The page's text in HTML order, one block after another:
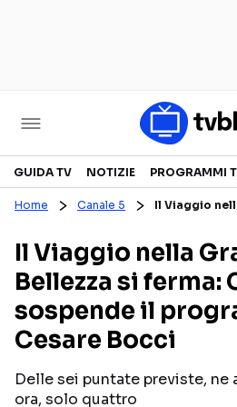
Televisione
CANALI TV
PROGRAMMI TV
PERSONAGGI TV
Streaming
GUIDA TV NOTIZIE PROGRAMMI
Home Canale 5 Il Viaggio
Il Viaggio nella
Bellezza si ferma:
sospende il
Cesare Bocci
Delle sei puntate previste, ne
ora, solo quattro